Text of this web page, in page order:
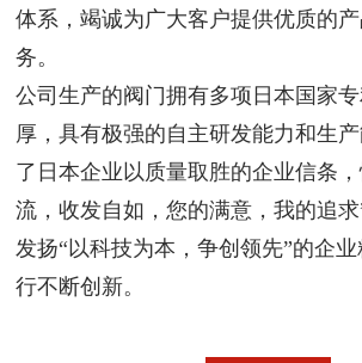
体系，竭诚为广大客户提供优质的
务。
公司生产的阀门拥有多项日本国家
厚，具有极强的自主研发能力和生
了日本企业以质量取胜的企业信条
流，收发自如，您的满意，我的追求
发扬“以科技为本，争创领先”的企
行不断创新。